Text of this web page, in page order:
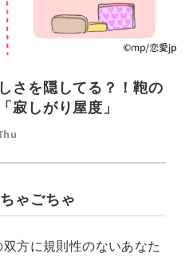
さを隠してる？！鞄の
寂しがり屋度」
ゃごちゃ
方に規則性のないあなた